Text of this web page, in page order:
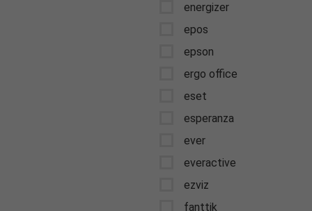
energizer
epos
epson
ergo office
eset
esperanza
ever
everactive
ezviz
fanttik